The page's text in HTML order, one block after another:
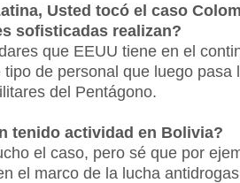
Usted tocó el caso
sofisticadas realizan?
que EEUU tiene en el
de personal que luego pasa
del Pentágono.
tenido actividad en Bolivia?
el caso, pero sé que por
el marco de la lucha